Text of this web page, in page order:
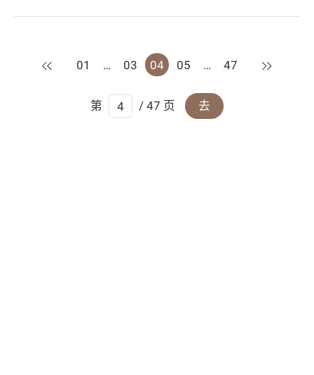
上一页
01 … 03 04 05 … 47 下一页
第 / 47 页 去